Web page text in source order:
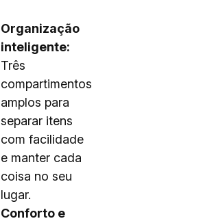
Organização
inteligente:
Três
compartimentos
amplos para
separar itens
com facilidade
e manter cada
coisa no seu
lugar.
Conforto e